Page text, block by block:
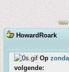
HowardRoark
Op
volgende: